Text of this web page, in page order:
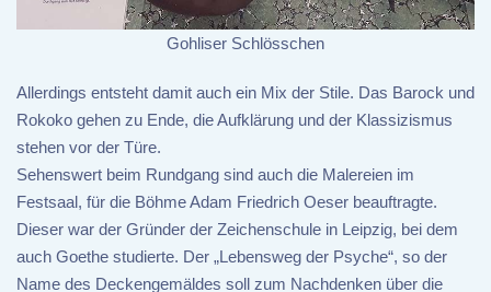
Gohliser Schlösschen
Allerdings entsteht damit auch ein Mix der Stile. Das Barock und
Rokoko gehen zu Ende, die Aufklärung und der Klassizismus
stehen vor der Türe.
Sehenswert beim Rundgang sind auch die Malereien im
Festsaal, für die Böhme Adam Friedrich Oeser beauftragte.
Dieser war der Gründer der Zeichenschule in Leipzig, bei dem
auch Goethe studierte. Der „Lebensweg der Psyche“, so der
Name des Deckengemäldes soll zum Nachdenken über die